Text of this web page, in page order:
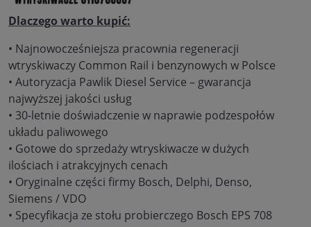
Dlaczego warto kupić:
• Najnowocześniejsza pracownia regeneracji
wtryskiwaczy Common Rail i benzynowych w Polsce
• Autoryzacja Pawlik Diesel Service – gwarancja
najwyższej jakości usług
• 30-letnie doświadczenie w naprawie podzespołów
układu paliwowego
• Gotowe do sprzedaży wtryskiwacze w dużych
ilościach i atrakcyjnych cenach
• Oryginalne części firmy Bosch, Delphi, Denso,
Siemens / VDO
• Specyfikacja ze stołu probierczego Bosch EPS 708